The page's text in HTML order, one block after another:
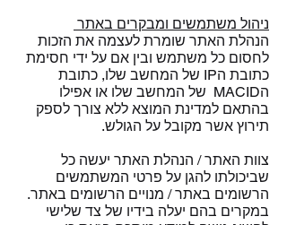
ניהול משתמשים ומבקרים באתר
הנהלת האתר שומרת לעצמה את הזכות
לחסום כל משתמש ובין אם על ידי חסימת
כתובת הIP של המחשב שלו, כתובת
הMACID של המחשב שלו או אפילו
בהתאם למדינת המוצא ללא צורך לספק
תירוץ אשר מקובל על הגולש.
צוות האתר / הנהלת האתר יעשה כל
שביכולתו להגן על פרטי המשתמשים
הרשומים באתר / מנויים הרשומים באתר.
במקרים בהם יעלה בידיו של צד שלישי